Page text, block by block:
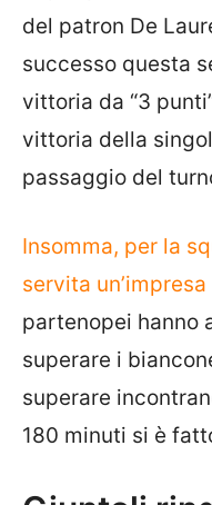
del patron De
successo questa
vittoria da “3
vittoria della
passaggio del
Insomma, per la
servita
partenopei hanno
superare i
superare
180 minuti si è